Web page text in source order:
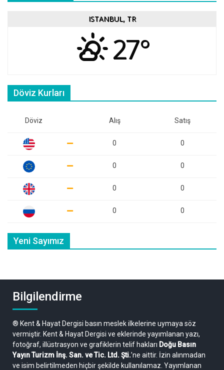
ISTANBUL, TR
27°
Döviz Kurları
Döviz Alış Satış
0 0
0 0
0 0
0 0
Yeni Sayımız
Bilgilendirme
® Kent & Hayat Dergisi basın meslek ilkelerine uymaya söz
vermiştir. Kent & Hayat Dergisi ve eklerinde yayımlanan yazı,
fotoğraf, illüstrasyon ve grafiklerin telif hakları Doğu Basın
Yayın Turizm İnş. San. ve Tic. Ltd. Şti.’ne aittir. İzin alınmadan
ve isim belirtilmeden hiçbir şekilde kullanılamaz. Yayımlanan